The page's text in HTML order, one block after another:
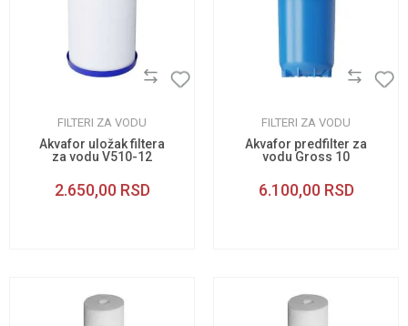
FILTERI ZA VODU
Akvafor uložak filtera
za vodu V510-12
2.650,00 RSD
FILTERI ZA VODU
Akvafor predfilter za
vodu Gross 10
6.100,00 RSD